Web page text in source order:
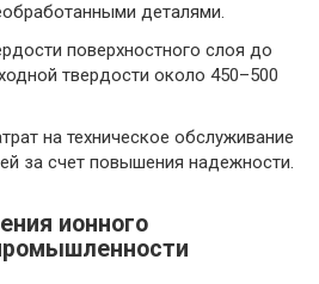
деталями.
поверхностного слоя до
твердости около 450–500
на техническое обслуживание
за счет повышения надежности.
ионного